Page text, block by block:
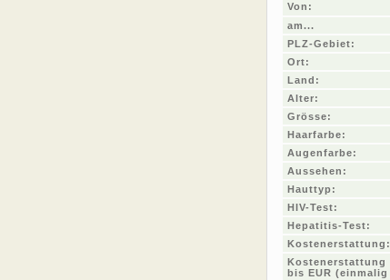
Von:
am...
PLZ-Gebiet:
Ort:
Land:
Alter:
Grösse:
Haarfarbe:
Augenfarbe:
Aussehen:
Hauttyp:
HIV-Test:
Hepatitis-Test:
Kostenerstattung:
Kostenerstattung
bis EUR (einmalig